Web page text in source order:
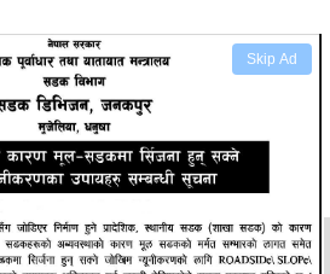
Skip Ad